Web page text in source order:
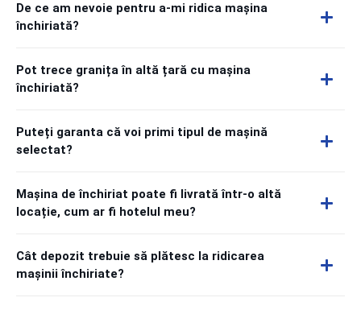
De ce am nevoie pentru a-mi ridica mașina
închiriată?
Pot trece granița în altă țară cu mașina
închiriată?
Puteți garanta că voi primi tipul de mașină
selectat?
Mașina de închiriat poate fi livrată într-o altă
locație, cum ar fi hotelul meu?
Cât depozit trebuie să plătesc la ridicarea
mașinii închiriate?